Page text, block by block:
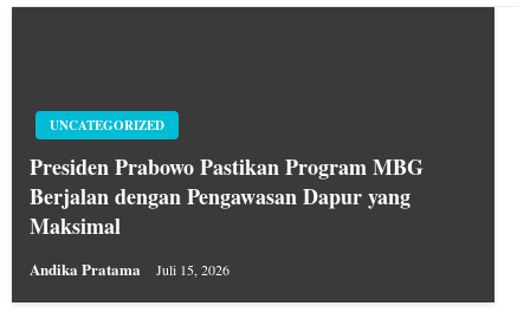
UNCATEGORIZED
Presiden Prabowo Pastikan Program MBG
Berjalan dengan Pengawasan Dapur yang
Maksimal
Andika Pratama Juli 15, 2026